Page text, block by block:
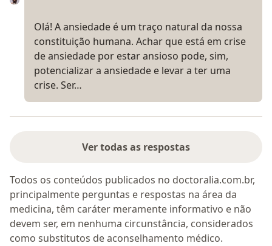
Olá! A ansiedade é um traço natural da nossa
constituição humana. Achar que está em crise
de ansiedade por estar ansioso pode, sim,
potencializar a ansiedade e levar a ter uma
crise. Ser…
Ver todas as respostas
Todos os conteúdos publicados no doctoralia.com.br,
principalmente perguntas e respostas na área da
medicina, têm caráter meramente informativo e não
devem ser, em nenhuma circunstância, considerados
como substitutos de aconselhamento médico.